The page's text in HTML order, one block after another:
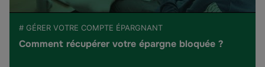
# GÉRER VOTRE COMPTE ÉPARGNANT
Comment récupérer votre épargne bloquée ?